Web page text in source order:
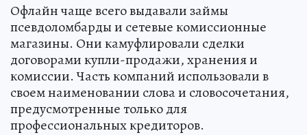
Офлайн чаще всего выдавали займы
псевдоломбарды и сетевые комиссионные
магазины. Они камуфлировали сделки
договорами купли-продажи, хранения и
комиссии. Часть компаний использовали в
своем наименовании слова и словосочетания,
предусмотренные только для
профессиональных кредиторов.